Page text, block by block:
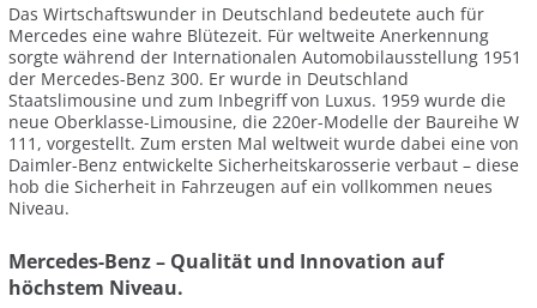
Das Wirtschaftswunder in Deutschland bedeutete auch für
Mercedes eine wahre Blütezeit. Für weltweite Anerkennung
sorgte während der Internationalen Automobilausstellung 1951
der Mercedes-Benz 300. Er wurde in Deutschland
Staatslimousine und zum Inbegriff von Luxus. 1959 wurde die
neue Oberklasse-Limousine, die 220er-Modelle der Baureihe W
111, vorgestellt. Zum ersten Mal weltweit wurde dabei eine von
Daimler-Benz entwickelte Sicherheitskarosserie verbaut – diese
hob die Sicherheit in Fahrzeugen auf ein vollkommen neues
Niveau.
Mercedes-Benz – Qualität und Innovation auf
höchstem Niveau.